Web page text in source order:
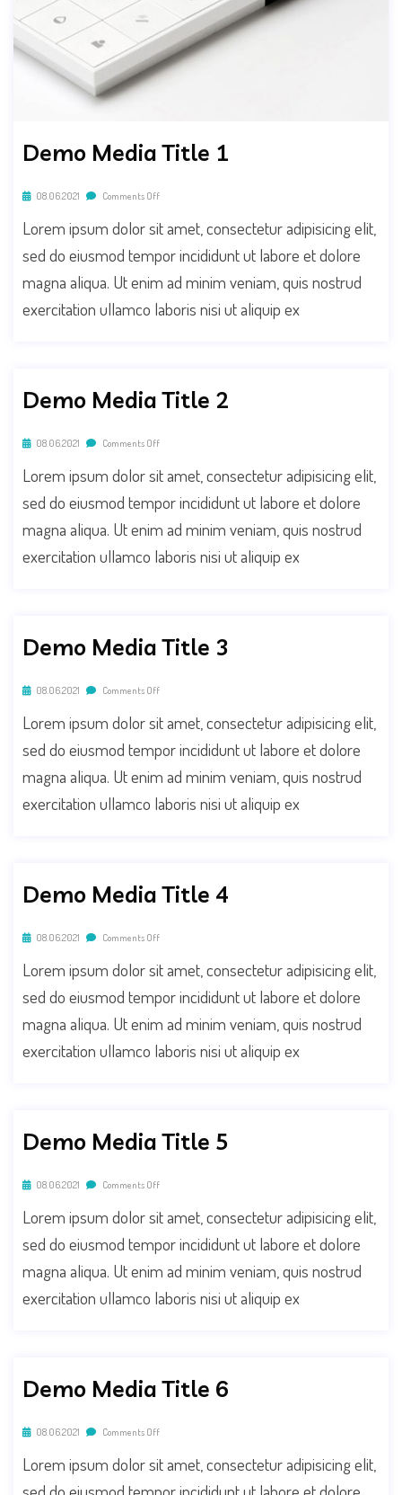
Demo Media Title 1
08.06.2021 Comments Off
Lorem ipsum dolor sit amet, consectetur adipisicing elit,
sed do eiusmod tempor incididunt ut labore et dolore
magna aliqua. Ut enim ad minim veniam, quis nostrud
exercitation ullamco laboris nisi ut aliquip ex
Demo Media Title 2
08.06.2021 Comments Off
Lorem ipsum dolor sit amet, consectetur adipisicing elit,
sed do eiusmod tempor incididunt ut labore et dolore
magna aliqua. Ut enim ad minim veniam, quis nostrud
exercitation ullamco laboris nisi ut aliquip ex
Demo Media Title 3
08.06.2021 Comments Off
Lorem ipsum dolor sit amet, consectetur adipisicing elit,
sed do eiusmod tempor incididunt ut labore et dolore
magna aliqua. Ut enim ad minim veniam, quis nostrud
exercitation ullamco laboris nisi ut aliquip ex
Demo Media Title 4
08.06.2021 Comments Off
Lorem ipsum dolor sit amet, consectetur adipisicing elit,
sed do eiusmod tempor incididunt ut labore et dolore
magna aliqua. Ut enim ad minim veniam, quis nostrud
exercitation ullamco laboris nisi ut aliquip ex
Demo Media Title 5
08.06.2021 Comments Off
Lorem ipsum dolor sit amet, consectetur adipisicing elit,
sed do eiusmod tempor incididunt ut labore et dolore
magna aliqua. Ut enim ad minim veniam, quis nostrud
exercitation ullamco laboris nisi ut aliquip ex
Demo Media Title 6
08.06.2021 Comments Off
Lorem ipsum dolor sit amet, consectetur adipisicing elit,